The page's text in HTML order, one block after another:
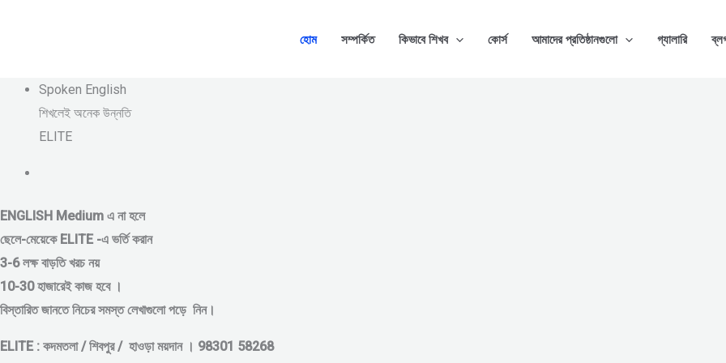
হোম সম্পর্কিত কিভাবে শিখব কোর্স আমাদের প্রতিষ্ঠানগুলো গ্যালারি
Spoken English
শিখলেই অনেক উন্নতি
ELITE
ENGLISH Medium এ না হলে
ছেলে-মেয়েকে ELITE -এ ভর্তি করান
3-6 লক্ষ বাড়তি খরচ নয়
10-30 হাজারেই কাজ হবে ।
বিস্তারিত জানতে নিচের সমস্ত লেখাগুলো পড়ে নিন।
ELITE : কদমতলা / শিবপুর / হাওড়া ময়দান । 98301 58268